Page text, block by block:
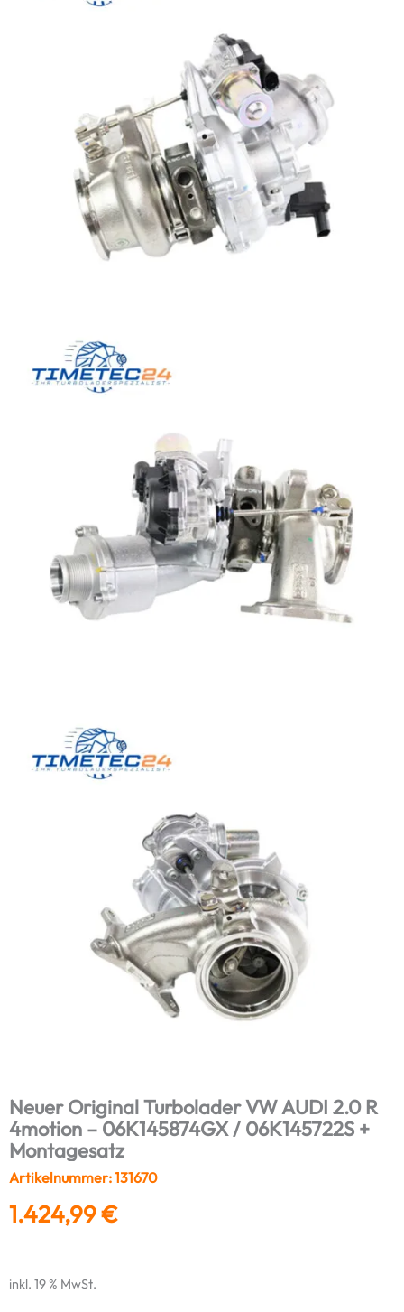
Neuer Original Turbolader VW AUDI 2.0 R
4motion – 06K145874GX / 06K145722S +
Montagesatz
Artikelnummer: 131670
1.424,99€
inkl. 19 % MwSt.